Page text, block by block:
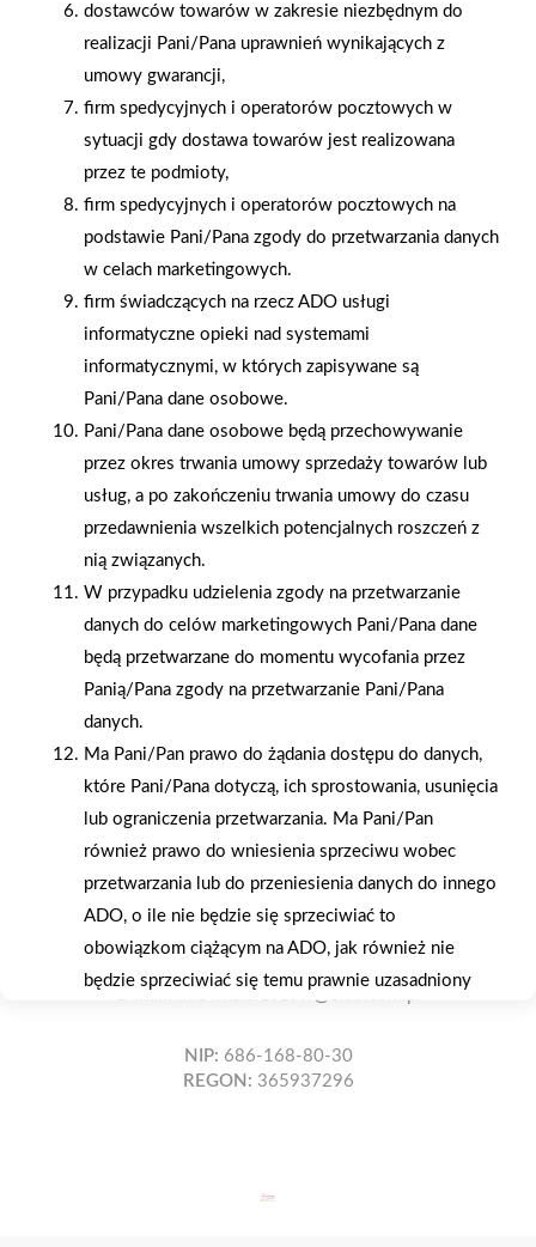
2025-12-31
Otwarcie sklepu PSB
naszych produktów
Oferujemy zakupy
telefoniczne
Zakupy
na terenie całej Polski
Mrówka Brzozów
ul. Kościuszki 23, 36-200 Brzozów
Telefon:
13 43 440 20
E-mail:
mrowka.brzozow@eleo.com.pl
NIP: 686-168-80-30
REGON: 365937296
dostawców towarów w zakresie niezbędnym do
realizacji Pani/Pana uprawnień wynikających z
umowy gwarancji,
firm spedycyjnych i operatorów pocztowych w
sytuacji gdy dostawa towarów jest realizowana
przez te podmioty,
firm spedycyjnych i operatorów pocztowych na
podstawie Pani/Pana zgody do przetwarzania danych
w celach marketingowych.
firm świadczących na rzecz ADO usługi
informatyczne opieki nad systemami
informatycznymi, w których zapisywane są
Pani/Pana dane osobowe.
Pani/Pana dane osobowe będą przechowywanie
przez okres trwania umowy sprzedaży towarów lub
usług, a po zakończeniu trwania umowy do czasu
przedawnienia wszelkich potencjalnych roszczeń z
nią związanych.
W przypadku udzielenia zgody na przetwarzanie
danych do celów marketingowych Pani/Pana dane
będą przetwarzane do momentu wycofania przez
Panią/Pana zgody na przetwarzanie Pani/Pana
danych.
Ma Pani/Pan prawo do żądania dostępu do danych,
które Pani/Pana dotyczą, ich sprostowania, usunięcia
lub ograniczenia przetwarzania. Ma Pani/Pan
również prawo do wniesienia sprzeciwu wobec
przetwarzania lub do przeniesienia danych do innego
ADO, o ile nie będzie się sprzeciwiać to
obowiązkom ciążącym na ADO, jak również nie
będzie sprzeciwiać się temu prawnie uzasadniony
Ma Pani/Pan prawo do wniesienia skargi w związku
z przetwarzaniem przez ADO danych osobowych do
Ma Pani/Pan prawo do cofnięcia zgody udzielonej na